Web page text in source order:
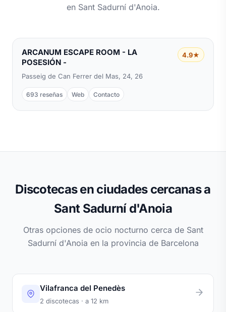
en Sant Sadurní d'Anoia.
ARCANUM ESCAPE ROOM - LA
POSESIÓN -
4.9★
Passeig de Can Ferrer del Mas, 24, 26
693 reseñas Web Contacto
Discotecas en ciudades cercanas a
Sant Sadurní d'Anoia
Otras opciones de ocio nocturno cerca de Sant
Sadurní d'Anoia en la provincia de Barcelona
Vilafranca del Penedès
2 discotecas · a 12 km